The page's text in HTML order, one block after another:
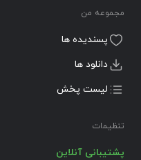
مجموعه من
پسندیده ها
دانلود ها
لیست پخش
تنظیمات
پشتیبانی آنلاین
میتوانید با دو
Flac دریافت
کنید.